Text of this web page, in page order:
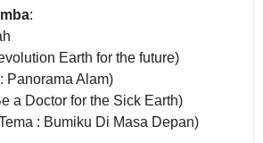
:
Earth for the future)
Panorama Alam)
a Doctor for the Sick Earth)
: Bumiku Di Masa Depan)